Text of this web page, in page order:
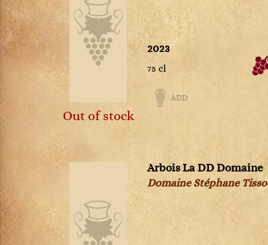
Petit Chablis
Pommard
Pouilly-Fuissé
Pouilly-Loché
Puligny-Montrachet
Saint-Romain
Savigny-lès-Beaune
Vosne-Romanée
Châteauneuf-du-pape
Chevalier-Montrachet
Chianti Classico
Chignin-Bergeron
Condrieu
Cornas
Côte-de-Provence
Côtes de Brouilly
Côtes du Jura
Côtes du Rhône
Crémant de Bourgogne
Out of stock
2023
75 cl
ADD
Arbois La DD Domaine
Domaine Stéphane